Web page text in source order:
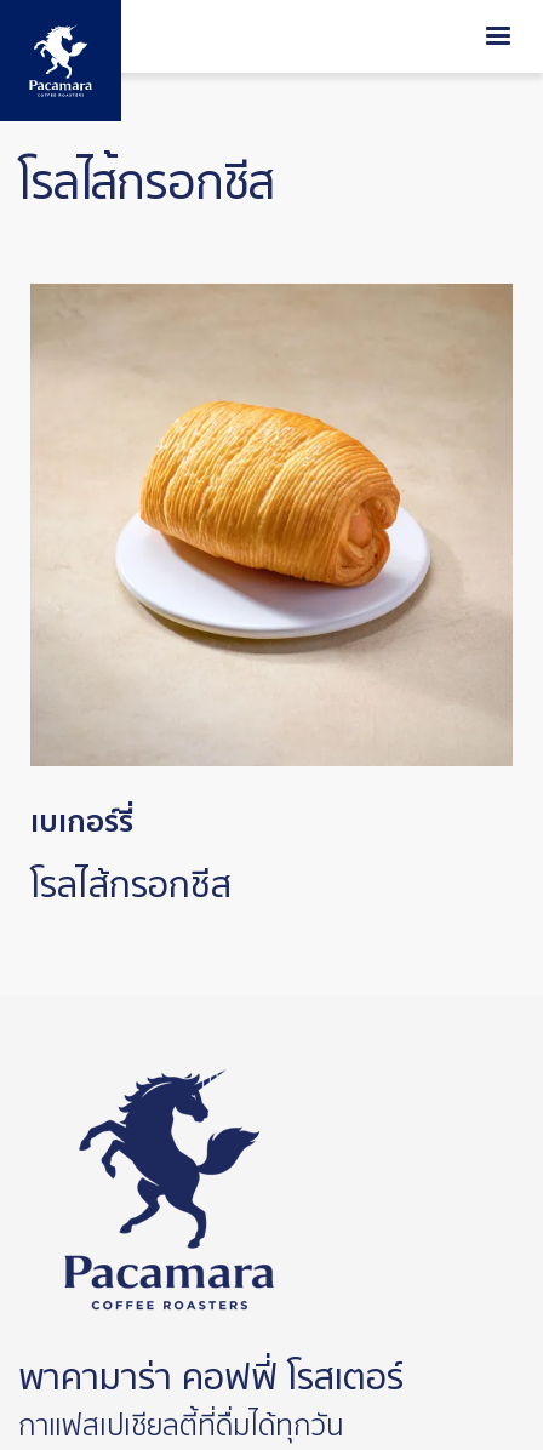
ข้ามไปยังเนื้อหาหลัก
โรลไส้กรอกชีส
เบเกอร์รี่
โรลไส้กรอกชีส
พาคามาร่า คอฟฟี่ โรสเตอร์
กาแฟสเปเชียลตี้ที่ดื่มได้ทุกวัน